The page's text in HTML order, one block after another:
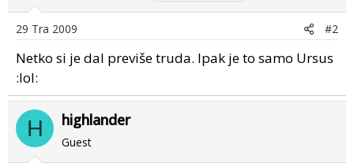
29 Tra 2009 #2
Netko si je dal previše truda. Ipak je to samo Ursus
:lol:
H highlander
Guest